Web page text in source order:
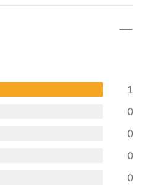
1
0
0
0
0